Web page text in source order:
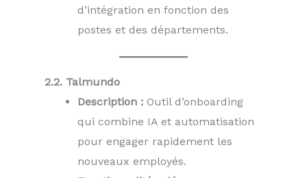
d’intégration en fonction des
postes et des départements.
2.2. Talmundo
Description : Outil d’onboarding
qui combine IA et automatisation
pour engager rapidement les
nouveaux employés.